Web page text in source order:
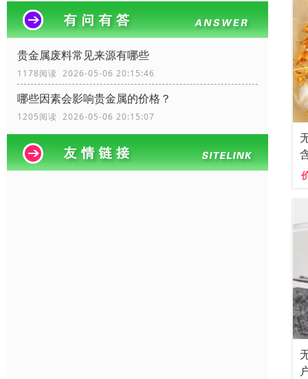
贵金属废料常见来源有哪些
1178阅读 2026-05-06 20:15:46
哪些因素会影响贵金属的价格？
1205阅读 2026-05-06 20:15:07